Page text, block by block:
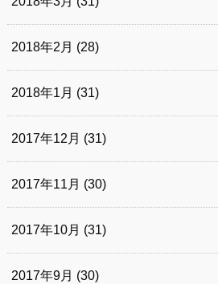
2018年2月 (28)
2018年1月 (31)
2017年12月 (31)
2017年11月 (30)
2017年10月 (31)
2017年9月 (30)